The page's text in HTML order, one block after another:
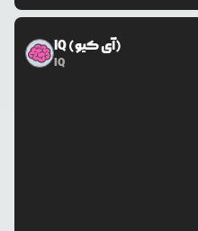
IQ (آی کیو)
IQ